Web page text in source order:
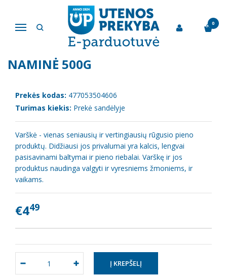
Navigacija
0
Varškės produktai
Pusriebė varškė 9% Rokiškio Naminė 500g
PUSRIEBĖ VARŠKĖ 9% ROKIŠKIO
NAMINĖ 500G
Prekės kodas: 477053504606
Turimas kiekis: Prekė sandėlyje
Varškė - vienas seniausių ir vertingiausių rūgusio pieno
produktų. Didžiausi jos privalumai yra kalcis, lengvai
pasisavinami baltymai ir pieno riebalai. Varškę ir jos
produktus naudinga valgyti ir vyresniems žmoniems, ir
vaikams.
€449